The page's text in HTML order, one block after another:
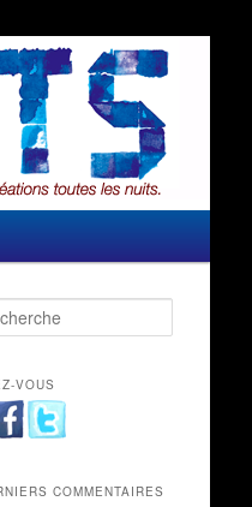
VOUS
COMMENTAIRES